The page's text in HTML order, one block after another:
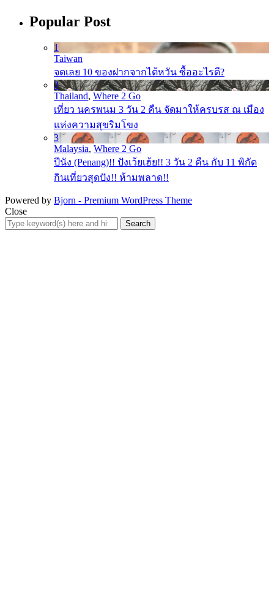
Popular Post
1
Taiwan
จดเลย 10 ของฝากจากไต้หวัน ซื้ออะไรดี?
2
Thailand, Where 2 Go
เที่ยว นครพนม 3 วัน 2 คืน จัดมาให้ครบรส ณ เมือง
แห่งความสุขริมโขง
3
Malaysia, Where 2 Go
ปีนัง (Penang)!! ปังเว้ยเฮ้ย!! 3 วัน 2 คืน กับ 11 พิกัด
กินเที่ยวสุดปัง!! ห้ามพลาด!!
Powered by Bjorn - Premium WordPress Theme
Close